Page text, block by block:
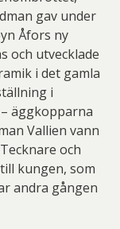
gav under
Åfors ny
och utvecklade
i det gamla
i
äggkopparna
Vallien vann
och
kungen, som
andra gången